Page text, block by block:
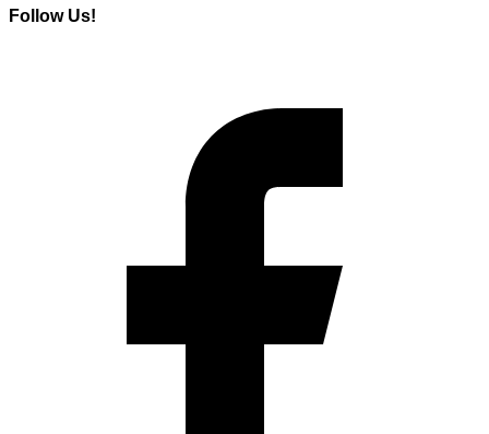
Follow Us!